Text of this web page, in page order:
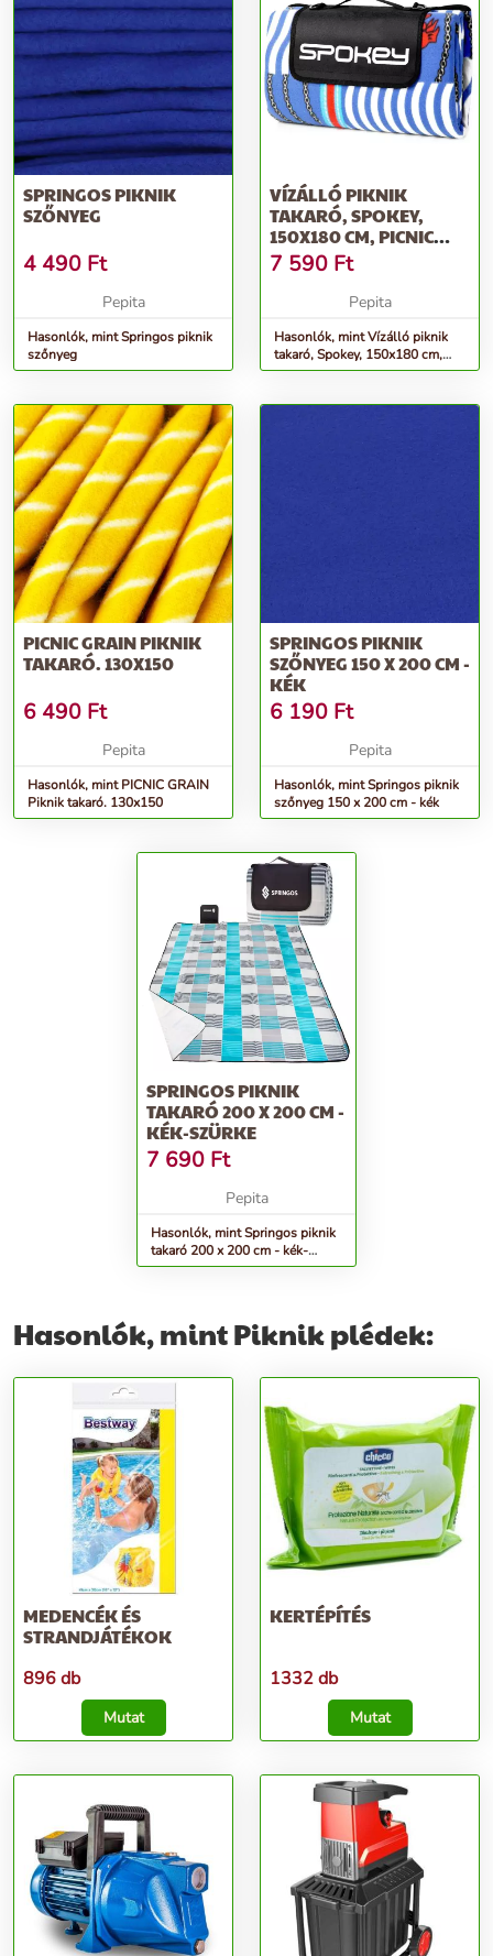
SPRINGOS PIKNIK
SZŐNYEG
4 490 Ft
Pepita
Hasonlók, mint Springos piknik
szőnyeg
VÍZÁLLÓ PIKNIK
TAKARÓ, SPOKEY,
150X180 CM, PICNIC
AMBER, ALUMÍNIU...
7 590 Ft
Pepita
Hasonlók, mint Vízálló piknik
takaró, Spokey, 150x180 cm,
Picnic Amber, alumíniu...
PICNIC GRAIN PIKNIK
TAKARÓ. 130X150
6 490 Ft
Pepita
Hasonlók, mint PICNIC GRAIN
Piknik takaró. 130x150
SPRINGOS PIKNIK
SZŐNYEG 150 X 200 CM -
KÉK
6 190 Ft
Pepita
Hasonlók, mint Springos piknik
szőnyeg 150 x 200 cm - kék
SPRINGOS PIKNIK
TAKARÓ 200 X 200 CM -
KÉK-SZÜRKE
7 690 Ft
Pepita
Hasonlók, mint Springos piknik
takaró 200 x 200 cm - kék-
szürke
Hasonlók, mint Piknik plédek:
MEDENCÉK ÉS
STRANDJÁTÉKOK
896 db
Mutat
KERTÉPÍTÉS
1332 db
Mutat